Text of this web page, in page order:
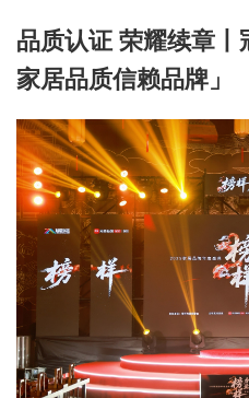
品质认证 荣耀续章
家居品质信赖品牌」